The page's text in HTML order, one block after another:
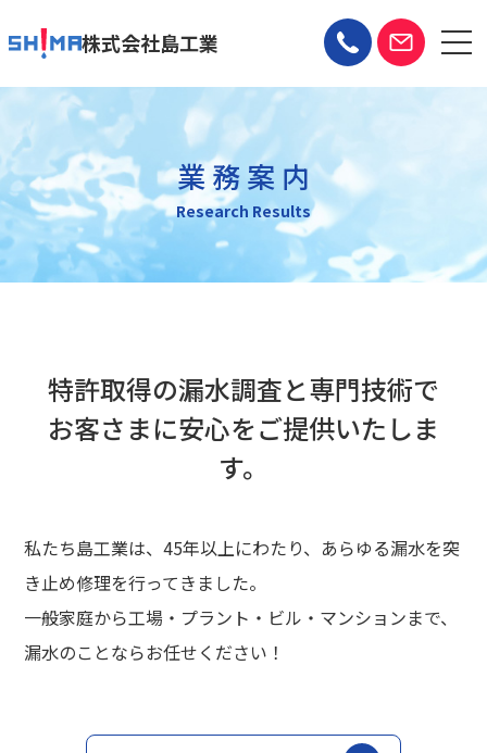
株式会社島工業
業 務 案 内
Research Results
特許取得の漏水調査と専門技術で
お客さまに安心をご提供いたしま
す。
私たち島工業は、45年以上にわたり、あらゆる漏水を突
き止め修理を行ってきました。
一般家庭から工場・プラント・ビル・マンションまで、
漏水のことならお任せください！